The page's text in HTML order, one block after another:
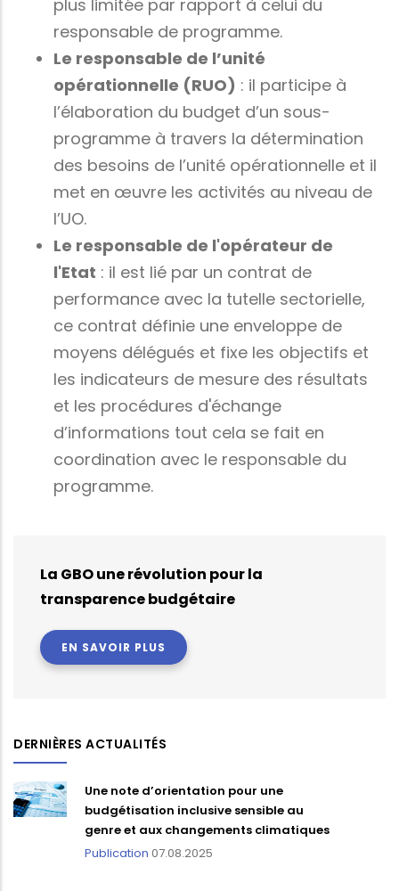
plus limitée par rapport à celui du
responsable de programme.
Le responsable de l’unité
opérationnelle (RUO) : il participe à
l’élaboration du budget d’un sous-
programme à travers la détermination
des besoins de l’unité opérationnelle et il
met en œuvre les activités au niveau de
l’UO.
Le responsable de l'opérateur de
l'Etat : il est lié par un contrat de
performance avec la tutelle sectorielle,
ce contrat définie une enveloppe de
moyens délégués et fixe les objectifs et
les indicateurs de mesure des résultats
et les procédures d'échange
d’informations tout cela se fait en
coordination avec le responsable du
programme.
La GBO une révolution pour la
transparence budgétaire
EN SAVOIR PLUS
DERNIÈRES ACTUALITÉS
Une note d’orientation pour une
budgétisation inclusive sensible au
genre et aux changements climatiques
Publication 07.08.2025